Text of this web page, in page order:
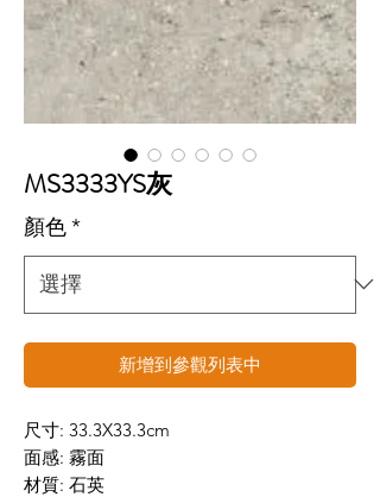
MS3333YS灰
顏色*
新增到參觀列表中
尺寸: 33.3X33.3cm
面感: 霧面
材質: 石英